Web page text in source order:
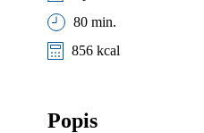
80 min.
856 kcal
Popis